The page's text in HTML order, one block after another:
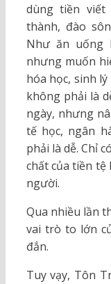
dùng tiền viết
thành, đào
Như ăn uống
nhưng muốn
hóa học, sinh
không phải là
ngày, nhưng
tế học, ngân
phải là dễ. Chỉ
chất của tiền
người.
Qua nhiều lần
vai trò to lớn
đắn.
Tuy vạy, Tôn